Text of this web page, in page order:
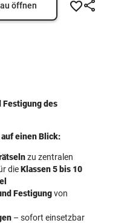
öffnen
Festigung des
einen Blick:
zu zentralen
dieKlassen 5 bis 10
Festigungvon
– sofort einsetzbar